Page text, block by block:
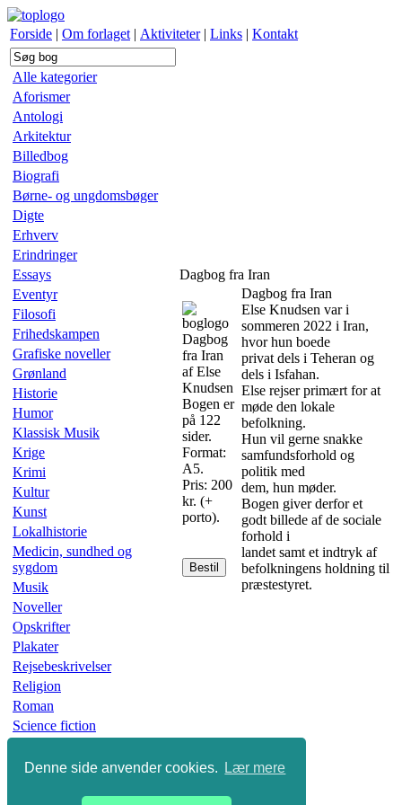
Denne side anvender cookies. Lær mere
Forside | Om forlaget | Aktiviteter | Links | Kontakt
Alle kategorier
Aforismer
Antologi
Arkitektur
Billedbog
Biografi
Børne- og ungdomsbøger
Digte
Erhverv
Erindringer
Essays
Eventyr
Filosofi
Frihedskampen
Grafiske noveller
Grønland
Historie
Humor
Klassisk Musik
Krige
Krimi
Kultur
Kunst
Lokalhistorie
Medicin, sundhed og
sygdom
Musik
Noveller
Opskrifter
Plakater
Rejsebeskrivelser
Religion
Roman
Science fiction
Slægtsbøger
Dagbog fra Iran
Dagbog
fra Iran
af Else
Knudsen
Bogen er
på 122
sider.
Format:
A5.
Pris: 200
kr. (+
porto).
Bestil
Dagbog fra Iran
Else Knudsen var i
sommeren 2022 i Iran,
hvor hun boede
privat dels i Teheran og
dels i Isfahan.
Else rejser primært for at
møde den lokale
befolkning.
Hun vil gerne snakke
samfundsforhold og
politik med
dem, hun møder.
Bogen giver derfor et
godt billede af de sociale
forhold i
landet samt et indtryk af
befolkningens holdning til
præstestyret.